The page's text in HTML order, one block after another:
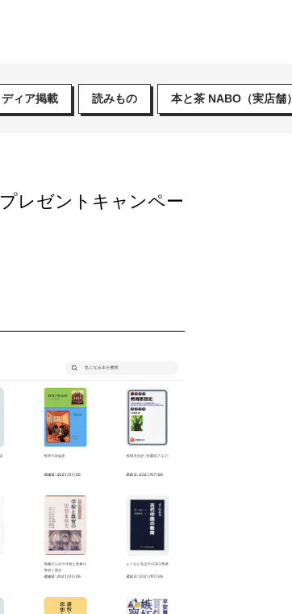
ディア掲載 読みもの 本と茶 NABO（実店舗）
レゼントキャンペー